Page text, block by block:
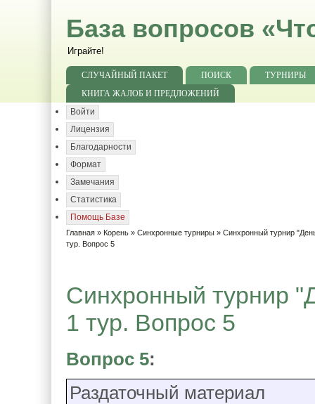
База вопросов
Играйте!
СЛУЧАЙНЫЙ ПАКЕТ ПОИСК
ТУРНИРЫ
КНИГА ЖАЛОБ И ПРЕДЛОЖЕНИЙ
Войти
Лицензия
Благодарности
Формат
Замечания
Статистика
Помощь Базе
Главная » Корень » Синхронные турниры » Синхронный турнир
тур. Вопрос 5
Синхронный турнир
1 тур. Вопрос 5
Вопрос 5:
Раздаточный материал